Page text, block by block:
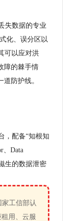
失数据的专业
化、误分区以
可以应对洪
障的棘手情
防护线。
，配备“知根知
、Data
生的数据泄密
工信部认
用、云服